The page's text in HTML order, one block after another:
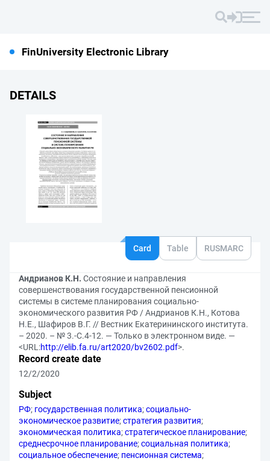
FinUniversity Electronic Library
DETAILS
Card Table RUSMARC
Андрианов К.Н. Состояние и направления
совершенствования государственной пенсионной
системы в системе планирования социально-
экономического развития РФ / Андрианов К.Н., Котова
Н.Е., Шафиров В.Г. // Вестник Екатерининского института.
– 2020. – № 3.-С.4-12. — Только в электронном виде. —
<URL:http://elib.fa.ru/art2020/bv2602.pdf>.
Record create date
12/2/2020
Subject
РФ; государственная политика;социально-
экономическое развитие;стратегия развития;
экономическая политика;стратегическое планирование;
среднесрочное планирование;социальная политика;
социальное обеспечение; пенсионная система;